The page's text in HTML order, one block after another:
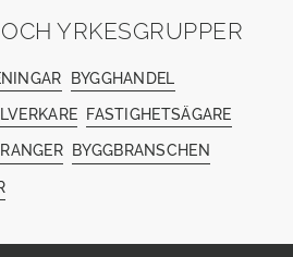
YRKESGRUPPER
BYGGHANDEL
FASTIGHETSÄGARE
BYGGBRANSCHEN